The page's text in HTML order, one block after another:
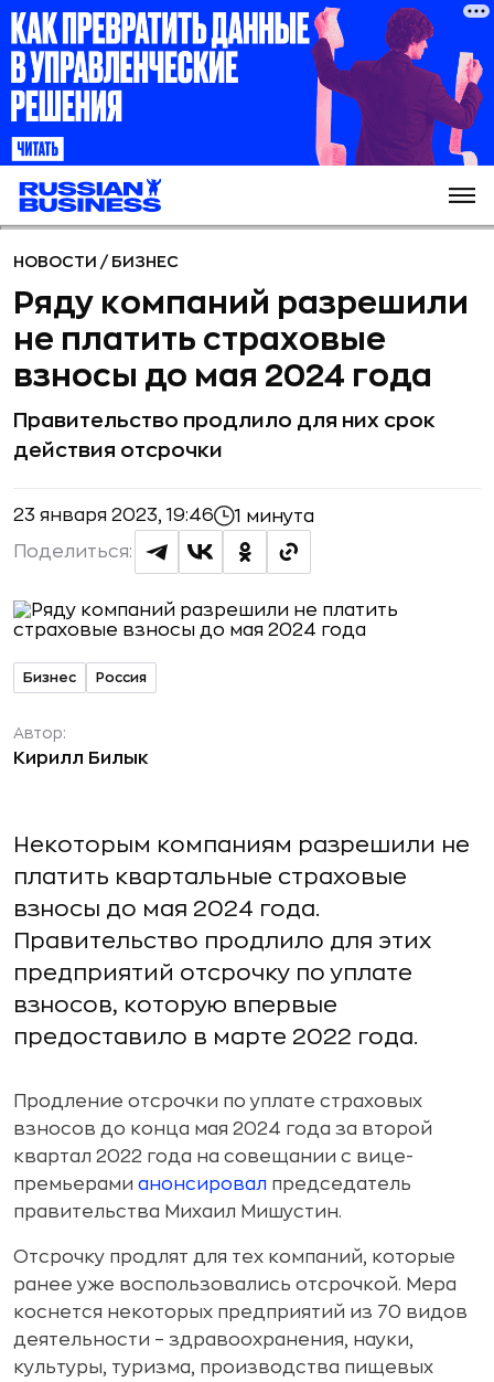
НОВОСТИ / БИЗНЕС
Ряду компаний разрешили
не платить страховые
взносы до мая 2024 года
Правительство продлило для них срок
действия отсрочки
23 января 2023, 19:46 1 минута
Поделиться:
Бизнес Россия
Автор:
Кирилл Билык
Некоторым компаниям разрешили не
платить квартальные страховые
взносы до мая 2024 года.
Правительство продлило для этих
предприятий отсрочку по уплате
взносов, которую впервые
предоставило в марте 2022 года.
Продление отсрочки по уплате страховых
взносов до конца мая 2024 года за второй
квартал 2022 года на совещании с вице-
премьерами анонсировал председатель
правительства Михаил Мишустин.
Отсрочку продлят для тех компаний, которые
ранее уже воспользовались отсрочкой. Мера
коснется некоторых предприятий из 70 видов
деятельности – здравоохранения, науки,
культуры, туризма, производства пищевых